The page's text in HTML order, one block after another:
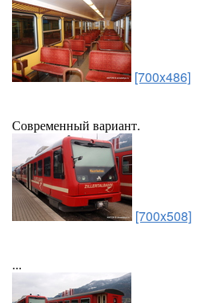
[700x486]
Современный вариант.
[700x508]
...